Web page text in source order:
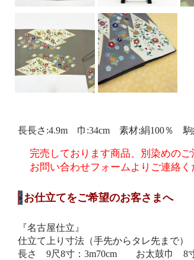
長長さ:4.9m 巾:34cm 素材:絹100％
完売しております商品、別染めのご
お問い合わせフォームよりご連絡く
お仕立てをご希望のお客さまへ
『名古屋仕立』
仕立て上り寸法（手先からタレ先まで）
長さ 9尺8寸：3m70cm お太鼓巾 8